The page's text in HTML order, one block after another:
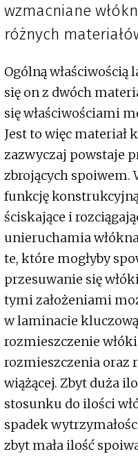
wzmacniane
różnych
Ogólną właściwością
się on z dwóch
się właściwościami
Jest to więc
zazwyczaj powstaje
zbrojących spoiwem.
funkcję
ściskające i
unieruchamia
te, które mogłyby
przesuwanie się
tymi założeniami
w laminacie
rozmieszczenie
rozmieszczenia oraz
wiążącej. Zbyt duża
stosunku do ilości
spadek
zbyt mała ilość